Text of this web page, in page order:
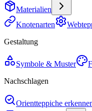
Materialien
Knotenarten
Gestaltung
Symbole & Muster
Nachschlagen
Orientteppiche